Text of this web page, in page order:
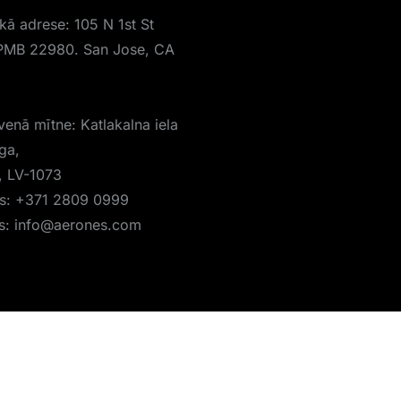
adrese: 105 N 1st St
22980. San Jose, CA
mītne: Katlakalna iela
LV-1073
+371 2809 0999
info@aerones.com